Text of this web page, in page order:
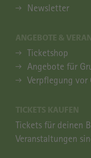
Newsletter
ANGEBOTE &
ANGEBOTE &
Ticketshop
Angebote für
Verpflegung vor
TICKETS KAUFEN
Tickets für deinen
Veranstaltungen